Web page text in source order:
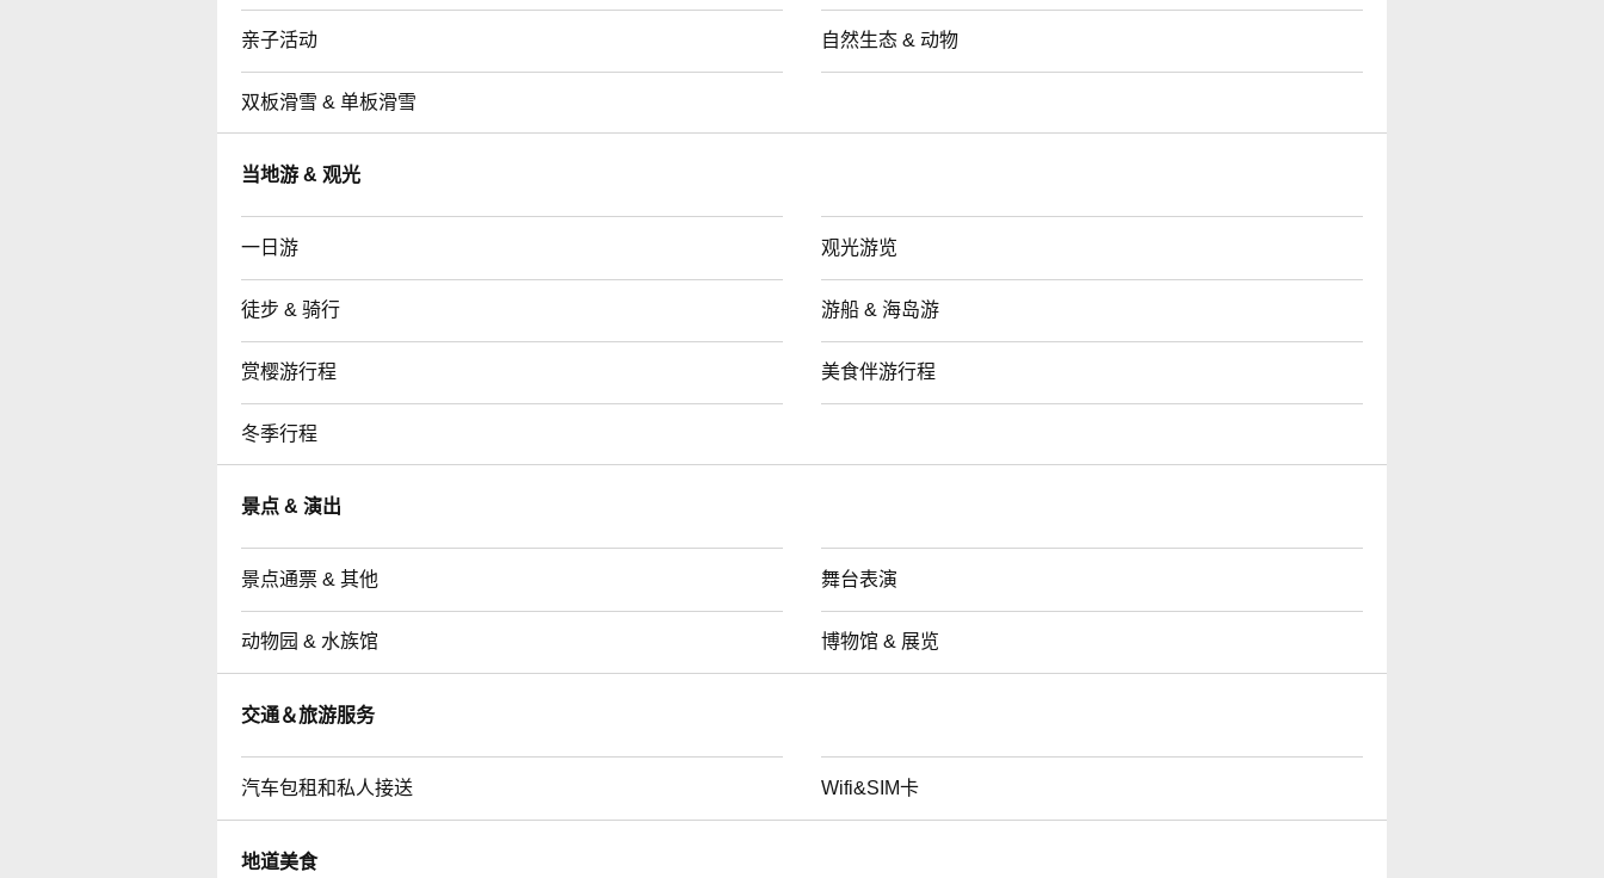
亲子活动 自然生态 & 动物
双板滑雪 & 单板滑雪
当地游 & 观光
一日游 观光游览
徒步 & 骑行 游船 & 海岛游
赏樱游行程 美食伴游行程
冬季行程
景点 & 演出
景点通票 & 其他 舞台表演
动物园 & 水族馆 博物馆 & 展览
交通＆旅游服务
汽车包租和私人接送 Wifi&SIM卡
地道美食